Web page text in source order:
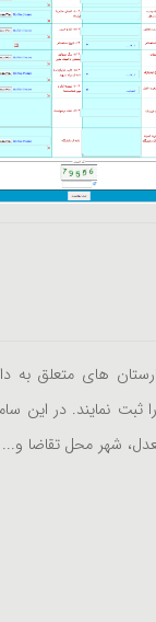
های متعلق به
نمایند. در این
شهر محل تقاضا و...